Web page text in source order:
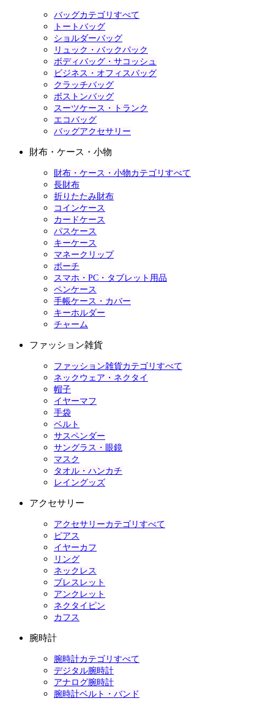
バッグカテゴリすべて
トートバッグ
ショルダーバッグ
リュック・バックパック
ボディバッグ・サコッシュ
ビジネス・オフィスバッグ
クラッチバッグ
ボストンバッグ
スーツケース・トランク
エコバッグ
バッグアクセサリー
財布・ケース・小物
財布・ケース・小物カテゴリすべて
長財布
折りたたみ財布
コインケース
カードケース
パスケース
キーケース
マネークリップ
ポーチ
スマホ・PC・タブレット用品
ペンケース
手帳ケース・カバー
キーホルダー
チャーム
ファッション雑貨
ファッション雑貨カテゴリすべて
ネックウェア・ネクタイ
帽子
イヤーマフ
手袋
ベルト
サスペンダー
サングラス・眼鏡
マスク
タオル・ハンカチ
レイングッズ
アクセサリー
アクセサリーカテゴリすべて
ピアス
イヤーカフ
リング
ネックレス
ブレスレット
アンクレット
ネクタイピン
カフス
腕時計
腕時計カテゴリすべて
デジタル腕時計
アナログ腕時計
腕時計ベルト・バンド